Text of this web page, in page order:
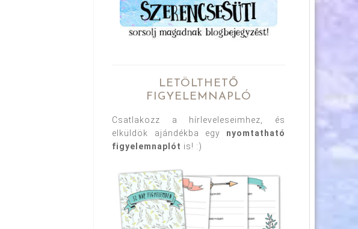
LETÖLTHETŐ
FIGYELEMNAPLÓ
Csatlakozz a hírleveleseimhez, és
elküldök ajándékba egy nyomtatható
figyelemnaplót is! :)